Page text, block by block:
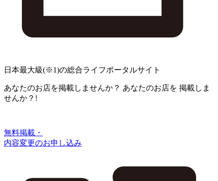
日本最大級(※1)の総合ライフポータルサイト
あなたのお店を掲載しませんか？ あなたのお店を 掲載しま
せんか？!
無料掲載・
内容変更のお申し込み